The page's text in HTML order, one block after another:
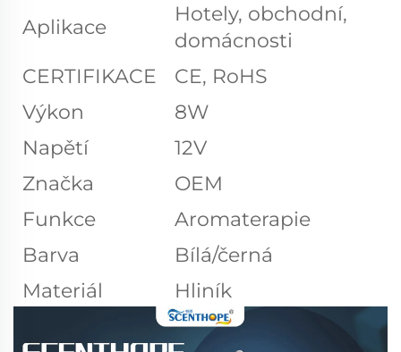
Aplikace
Hotely, obchodní,
domácnosti
CERTIFIKACE
CE, RoHS
Výkon
8W
Napětí
12V
Značka
OEM
Funkce
Aromaterapie
Barva
Bílá/černá
Materiál
Hliník